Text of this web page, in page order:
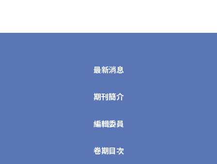
最新消息
期刊簡介
編輯委員
卷期目次